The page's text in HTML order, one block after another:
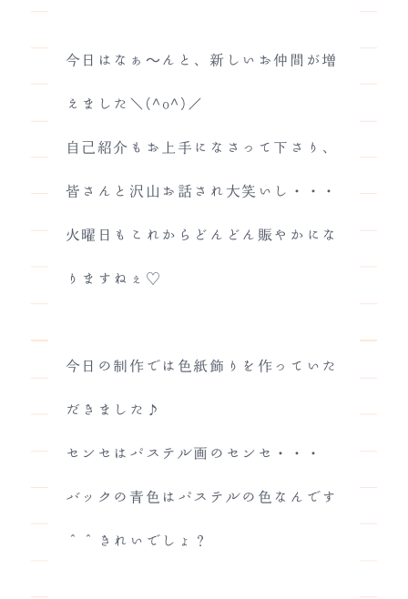
今日はなぁ～んと、新しいお仲間が増
えました＼(^o^)／
自己紹介もお上手になさって下さり、
皆さんと沢山お話され大笑いし・・・
火曜日もこれからどんどん賑やかにな
りますねぇ♡
今日の制作では色紙飾りを作っていた
だきました♪
センセはパステル画のセンセ・・・
バックの青色はパステルの色なんです
＾＾きれいでしょ？